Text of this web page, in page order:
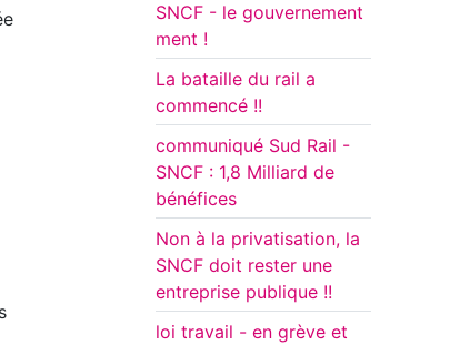
SNCF - le gouvernement
ment !
La bataille du rail a
commencé !!
communiqué Sud Rail -
SNCF : 1,8 Milliard de
bénéfices
Non à la privatisation, la
SNCF doit rester une
entreprise publique !!
loi travail - en grève et